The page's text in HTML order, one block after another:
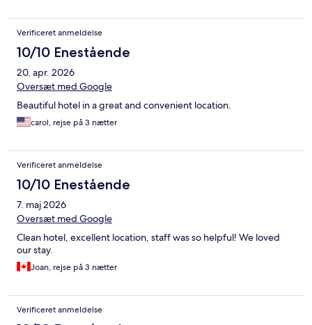
Verificeret anmeldelse
10/10 Enestående
20. apr. 2026
Oversæt med Google
Beautiful hotel in a great and convenient location.
carol, rejse på 3 nætter
Verificeret anmeldelse
10/10 Enestående
7. maj 2026
Oversæt med Google
Clean hotel, excellent location, staff was so helpful! We loved
our stay.
Joan, rejse på 3 nætter
Verificeret anmeldelse